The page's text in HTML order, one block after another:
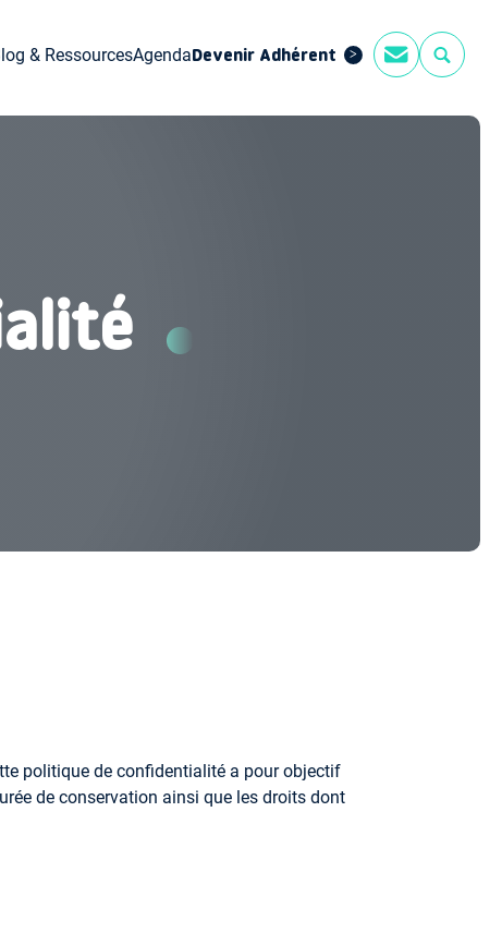
& RessourcesAgendaDevenir Adhérent
politique de confidentialité a pour objectif
de conservation ainsi que les droits dont